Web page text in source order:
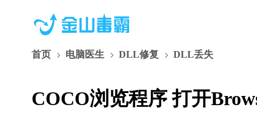
首页 电脑医生 DLL修复 DLL丢失
COCO浏览程序 打开